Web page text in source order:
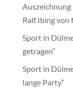
Auszeichnung
Ralf Ibing
Sport in
getragen“
Sport in
lange Party“